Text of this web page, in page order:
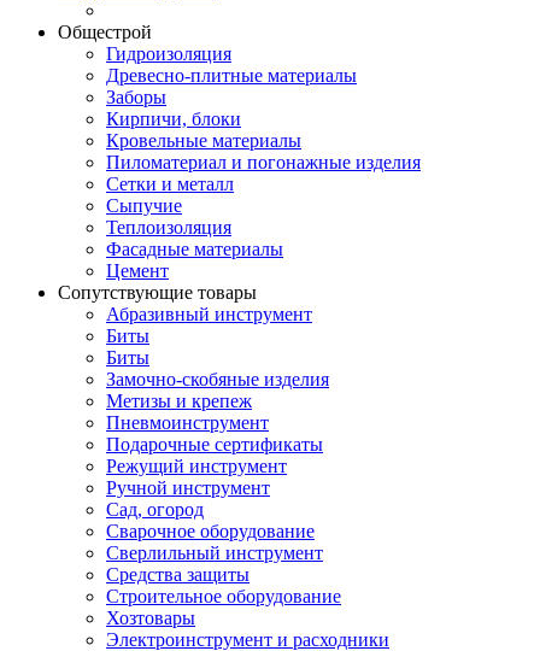
Общестрой
Гидроизоляция
Древесно-плитные материалы
Заборы
Кирпичи, блоки
Кровельные материалы
Пиломатериал и погонажные изделия
Сетки и металл
Сыпучие
Теплоизоляция
Фасадные материалы
Цемент
Сопутствующие товары
Абразивный инструмент
Биты
Биты
Замочно-скобяные изделия
Метизы и крепеж
Пневмоинструмент
Подарочные сертификаты
Режущий инструмент
Ручной инструмент
Сад, огород
Сварочное оборудование
Сверлильный инструмент
Средства защиты
Строительное оборудование
Хозтовары
Электроинструмент и расходники